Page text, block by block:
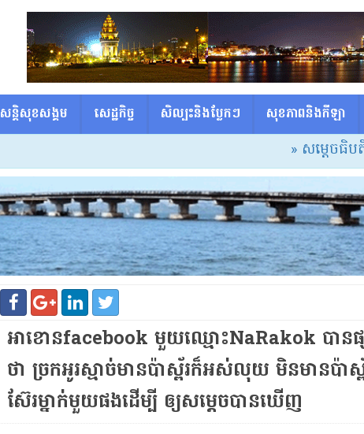
សន្តិសុខសង្គម សេដ្ឋកិច្ច សិល្បះនិងប្លែកៗ សុខភាពនិងកីឡា
» សម្ដេចធិបតី៖
អា​ខោ​ន​facebook មួយ​ឈ្មោះ​NaRakok បាន​ផ្
ថា ច្រក​អូរ​ស្មាច់​មាន​ប៉ាស្ព័រ​ក៏​អស់​លុយ មិនមាន​
ស៊ែរ​ម្នាក់​មួយ​ផង​ដើម្បី ឲ្យ​សម្ដេច​បានឃើញ​